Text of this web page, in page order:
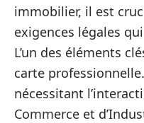
immobilier, il est
exigences légales
L’un des éléments
carte
nécessitant
Commerce et